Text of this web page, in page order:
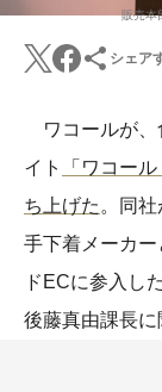
販売
シェア
ワコールが、
イト
「ワコー
ち上げた。同
手下着メーカ
ドECに参入し
後藤真由課長に